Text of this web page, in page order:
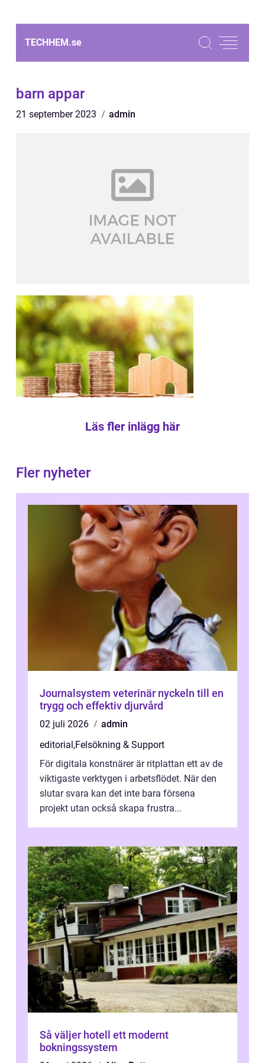
TECHHEM.se
barn appar
21 september 2023 admin
Läs fler inlägg här
Fler nyheter
Journalsystem veterinär nyckeln till en
trygg och effektiv djurvård
02 juli 2026
admin
editorial,Felsökning & Support
För digitala konstnärer är ritplattan ett av de
viktigaste verktygen i arbetsflödet. När den
slutar svara kan det inte bara försena
projekt utan också skapa frustra...
Så väljer hotell ett modernt
bokningssystem